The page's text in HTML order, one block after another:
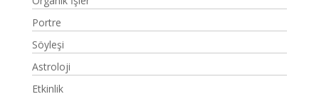
Portre
Söyleşi
Astroloji
Etkinlik